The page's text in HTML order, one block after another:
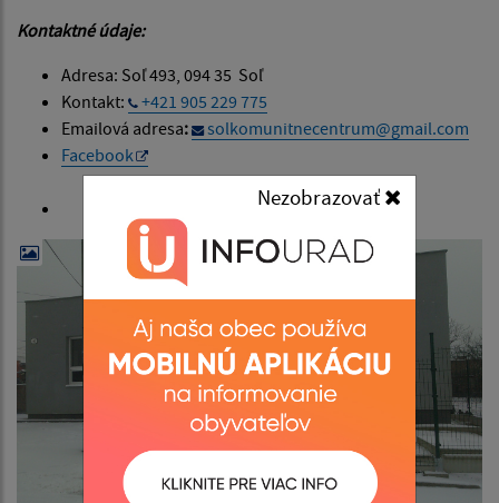
Nezobrazovať
Kontaktné údaje:
Adresa: Soľ 493, 094 35 Soľ
Kontakt:
+421 905 229 775
Emailová adresa:
solkomunitnecentrum@gmail.com
Facebook